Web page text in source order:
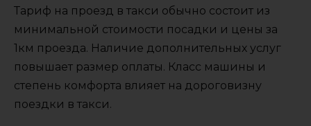
Тариф на проезд в такси обычно состоит из
минимальной стоимости посадки и цены за
1км проезда. Наличие дополнительных услуг
повышает размер оплаты. Класс машины и
степень комфорта влияет на дороговизну
поездки в такси.